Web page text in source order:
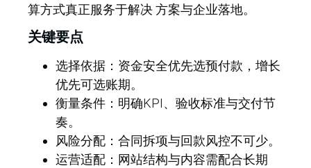
算方式真正服务于解决 方案与企业落地。
关键要点
选择依据：资金安全优先选预付款，增长
优先可选账期。
衡量条件：明确KPI、验收标准与交付节
奏。
风险分配：合同拆项与回款风控不可少。
运营适配：网站结构与内容需配合长期